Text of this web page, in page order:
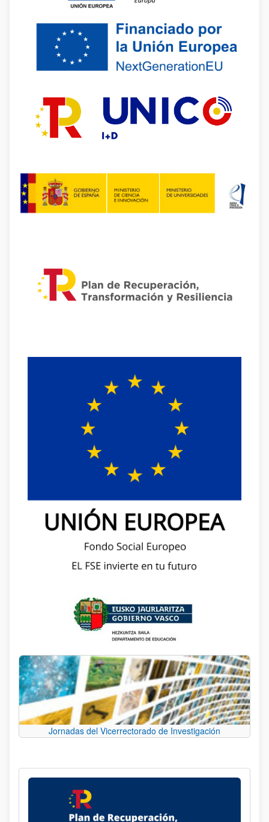
Jornadas del Vicerrectorado de Investigación